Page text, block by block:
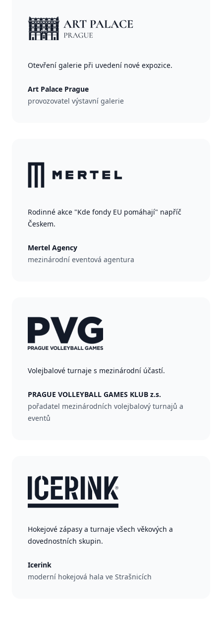
Otevření galerie při uvedení nové expozice.
Art Palace Prague
provozovatel výstavní galerie
Rodinné akce "Kde fondy EU pomáhají" napříč
Českem.
Mertel Agency
mezinárodní eventová agentura
Volejbalové turnaje s mezinárodní účastí.
PRAGUE VOLLEYBALL GAMES KLUB z.s.
pořadatel mezinárodních volejbalový turnajů a
eventů
Hokejové zápasy a turnaje všech věkových a
dovednostních skupin.
Icerink
moderní hokejová hala ve Strašnicích